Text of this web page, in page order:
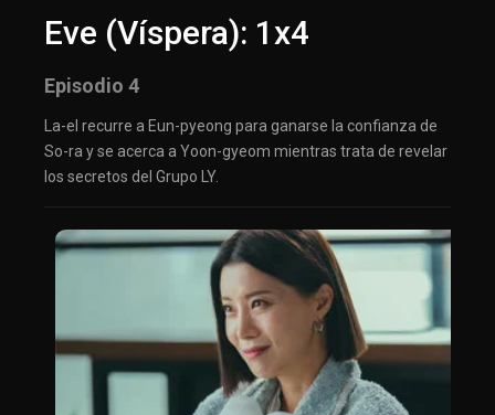
Eve (Víspera): 1x4
Episodio 4
La-el recurre a Eun-pyeong para ganarse la confianza de
So-ra y se acerca a Yoon-gyeom mientras trata de revelar
los secretos del Grupo LY.